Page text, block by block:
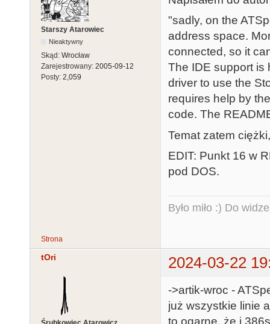
Starszy Atarowiec
Nieaktywny
Skąd: Wrocław
Zarejestrowany: 2005-09-12
Posty: 2,059
"sadly, on the
address space.
connected, so it
The IDE support is
driver to use the
requires help by
code. The
Temat zatem
EDIT: Punkt 16 w
pod DOS.
Było miło :) Do
Strona
tOri 2024-03-22
->artik-wroc -
już wszystkie linie
to ogarnę, że i